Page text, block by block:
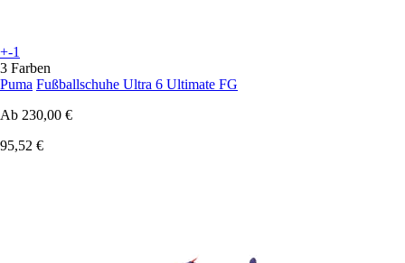
+-1
3 Farben
Puma Fußballschuhe Ultra 6 Ultimate FG
Ab 230,00 €
95,52 €